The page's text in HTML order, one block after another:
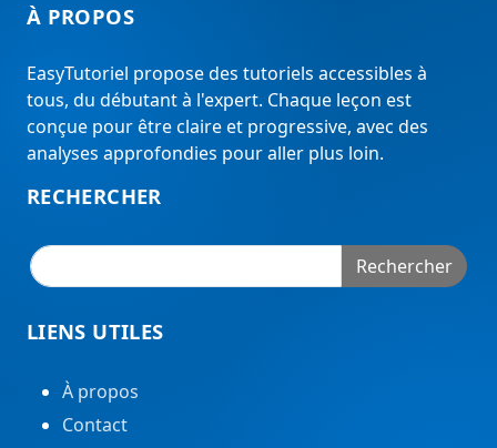
À PROPOS
EasyTutoriel propose des tutoriels accessibles à
tous, du débutant à l'expert. Chaque leçon est
conçue pour être claire et progressive, avec des
analyses approfondies pour aller plus loin.
RECHERCHER
Rechercher
LIENS UTILES
À propos
Contact